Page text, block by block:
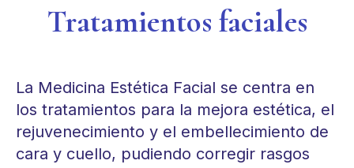
Tratamientos faciales
La Medicina Estética Facial se centra en
los tratamientos para la mejora estética, el
rejuvenecimiento y el embellecimiento de
cara y cuello, pudiendo corregir rasgos